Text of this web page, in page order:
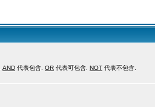
AND 代表包含. OR 代表可包含. NOT 代表不包含.